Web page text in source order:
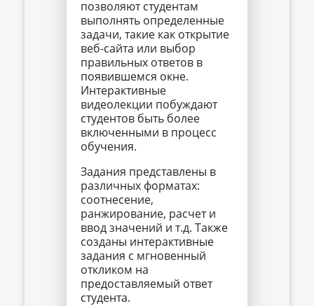
позволяют студентам
выполнять определенные
задачи, такие как открытие
веб-сайта или выбор
правильных ответов в
появившемся окне.
Интерактивные
видеолекции побуждают
студентов быть более
включенными в процесс
обучения.
Задания представлены в
различных форматах:
соотнесение,
ранжирование, расчет и
ввод значений и т.д. Также
созданы интерактивные
задания с мгновенный
откликом на
предоставляемый ответ
студента.